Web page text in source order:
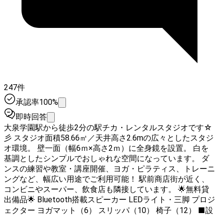
247件
承認率100%
即時回答
大泉学園駅から徒歩2分の駅チカ・レンタルスタジオです☆
彡 スタジオ面積58.66㎡／天井高さ2.6mの広々としたスタジ
オ環境。 壁一面（幅6ｍ×高さ2ｍ）に全身鏡を設置。 白を
基調としたシンプルでおしゃれな空間になっています。 ダ
ンスの練習や教室・講座開催、ヨガ・ピラティス、トレーニ
ングなど、幅広い用途でご利用可能！ 駅前商店街が近く、
コンビニやスーパー、飲食店も隣接しています。 🌟無料貸
出備品🌟 Bluetooth搭載スピーカー LEDライト・三脚 プロジ
ェクター ヨガマット（6） スリッパ（10） 椅子（12） ■設